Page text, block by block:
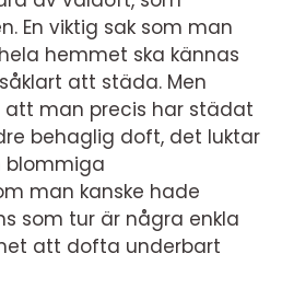
En viktig sak som man
hemmet ska kännas
att städa. Men
man precis har städat
behaglig doft, det luktar
blommiga
man kanske hade
som tur är några enkla
att dofta underbart